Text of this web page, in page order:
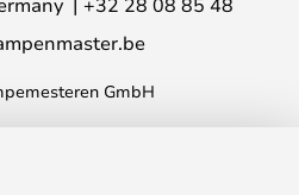
GmbH